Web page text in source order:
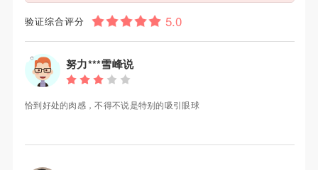
验证综合评分
努力***雪峰说
恰到好处的肉感，不得不说是特别的吸引眼球